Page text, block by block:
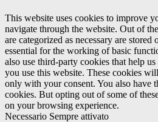
This website uses cookies to improve
navigate through the website. Out of
are categorized as necessary are
essential for the working of basic
also use third-party cookies that help
you use this website. These cookies
only with your consent. You also have
cookies. But opting out of some of
on your browsing experience.
Necessario Sempre attivato